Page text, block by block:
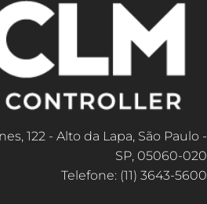
122 - Alto da Lapa, São Paulo -
SP, 05060-020
Telefone: (11) 3643-5600